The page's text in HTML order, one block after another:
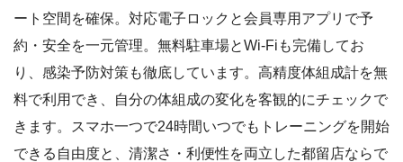
ート空間を確保。対応電子ロックと会員専用アプリで予
約・安全を一元管理。無料駐車場とWi‑Fiも完備してお
り、感染予防対策も徹底しています。高精度体組成計を無
料で利用でき、自分の体組成の変化を客観的にチェックで
きます。スマホ一つで24時間いつでもトレーニングを開始
できる自由度と、清潔さ・利便性を両立した都留店ならで